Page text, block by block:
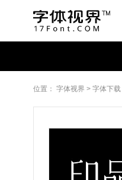
位置： 字体视界 > 字体下载